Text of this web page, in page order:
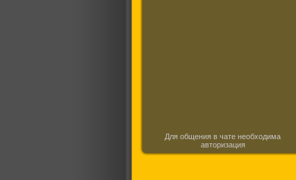
Для общения в чате необходима
авторизация